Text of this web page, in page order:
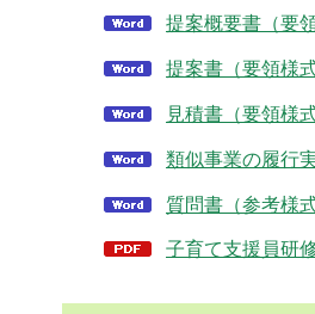
提案概要書（要
提案書（要領様
見積書（要領様
類似事業の履行
質問書（参考様
子育て支援員研